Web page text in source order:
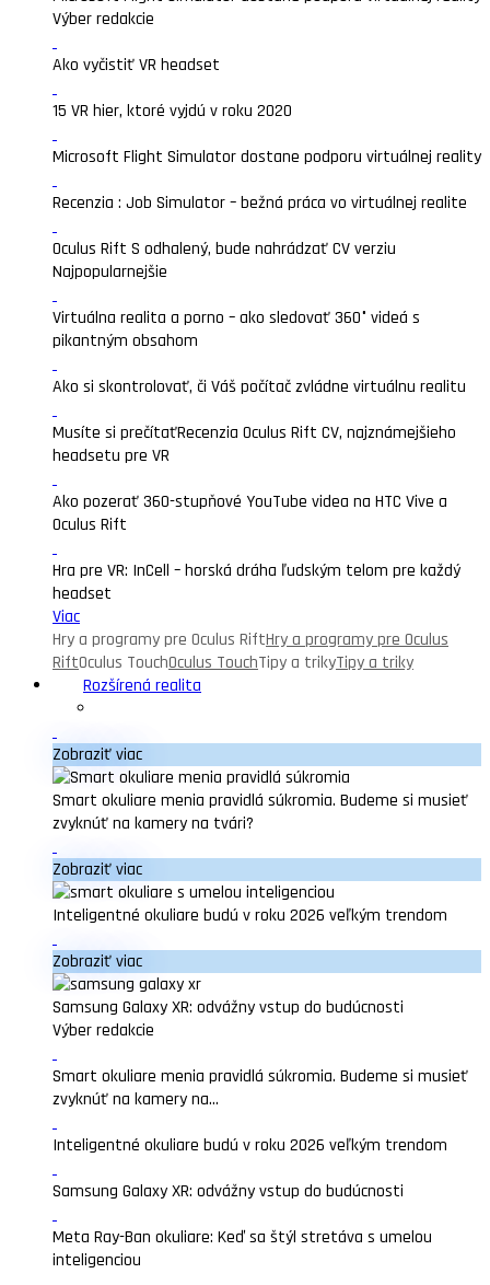
Výber redakcie
Ako vyčistiť VR headset
15 VR hier, ktoré vyjdú v roku 2020
Microsoft Flight Simulator dostane podporu virtuálnej reality
Recenzia : Job Simulator – bežná práca vo virtuálnej realite
Oculus Rift S odhalený, bude nahrádzať CV verziu
Najpopularnejšie
Virtuálna realita a porno – ako sledovať 360° videá s
pikantným obsahom
Ako si skontrolovať, či Váš počítač zvládne virtuálnu realitu
Musíte si prečítaťRecenzia Oculus Rift CV, najznámejšieho
headsetu pre VR
Ako pozerať 360-stupňové YouTube videa na HTC Vive a
Oculus Rift
Hra pre VR: InCell – horská dráha ľudským telom pre každý
headset
Viac
Hry a programy pre Oculus RiftHry a programy pre Oculus
RiftOculus TouchOculus TouchTipy a trikyTipy a triky
Rozšírená realita
Zobraziť viac
Smart okuliare menia pravidlá súkromia. Budeme si musieť
zvyknúť na kamery na tvári?
Zobraziť viac
Inteligentné okuliare budú v roku 2026 veľkým trendom
Zobraziť viac
Samsung Galaxy XR: odvážny vstup do budúcnosti
Výber redakcie
Smart okuliare menia pravidlá súkromia. Budeme si musieť
zvyknúť na kamery na...
Inteligentné okuliare budú v roku 2026 veľkým trendom
Samsung Galaxy XR: odvážny vstup do budúcnosti
Meta Ray-Ban okuliare: Keď sa štýl stretáva s umelou
inteligenciou